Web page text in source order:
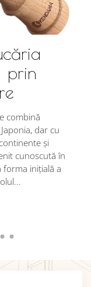
prin
combină
dar cu
și
cunoscută în
forma inițială a